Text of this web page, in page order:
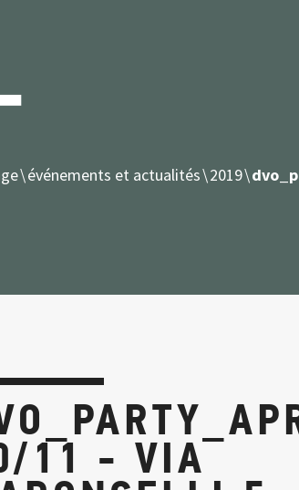
événements et actualités 2019
11 - VIA